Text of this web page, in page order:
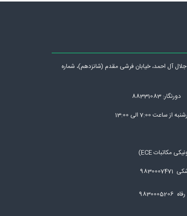
از جلال آل احمد، خيابان فرشی مقدم (شانزدهم)، شماره
دورنگار: 88331083
7:00 الی 13:00